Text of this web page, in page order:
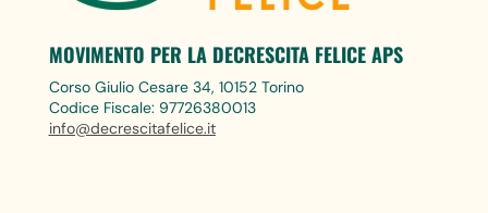
MOVIMENTO PER LA DECRESCITA FELICE APS
Corso Giulio Cesare 34, 10152 Torino
Codice Fiscale: 97726380013
info@decrescitafelice.it